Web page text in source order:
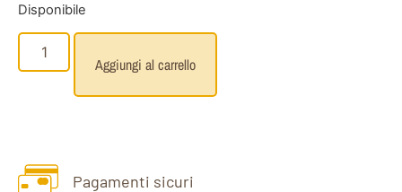
Disponibile
Aggiungi al carrello
Pagamenti sicuri